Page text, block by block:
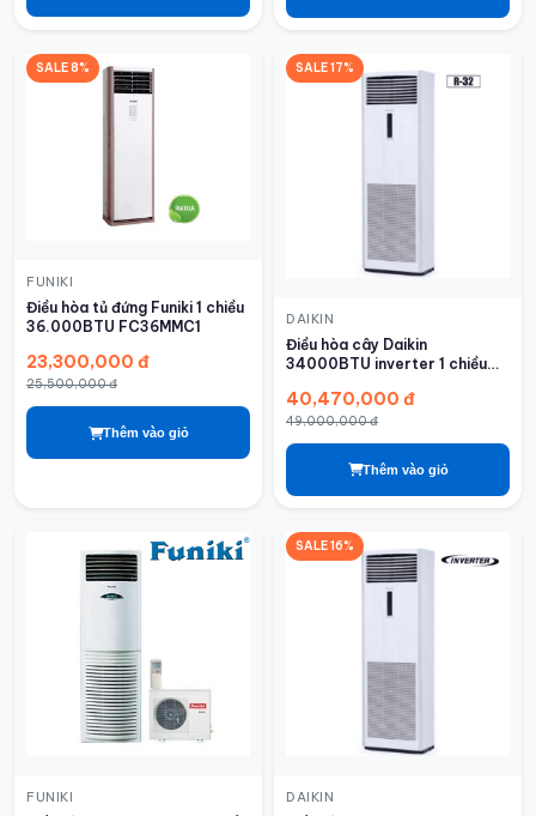
SALE 8%
FUNIKI
Điều hòa tủ đứng Funiki 1 chiều
36.000BTU FC36MMC1
23,300,000 đ
25,500,000 đ
Thêm vào giỏ
SALE 17%
DAIKIN
Điều hòa cây Daikin
34000BTU inverter 1 chiều
40,470,000 đ
49,000,000 đ
Thêm vào giỏ
FUNIKI
SALE 16%
DAIKIN